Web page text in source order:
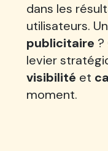
dans les
utilisateurs.
publicitaire ?
levier
visibilité et
moment.